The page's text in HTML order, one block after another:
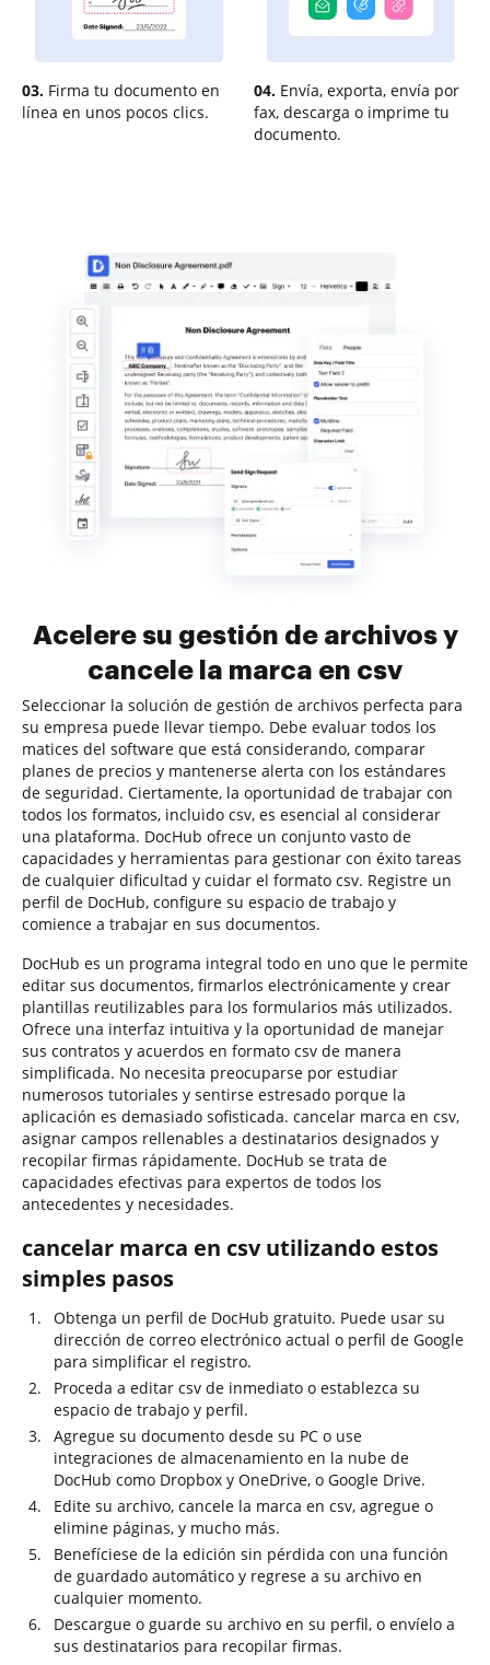
03. Firma tu documento en
línea en unos pocos clics.
04. Envía, exporta, envía por
fax, descarga o imprime tu
documento.
Acelere su gestión de archivos y
cancele la marca en csv
Seleccionar la solución de gestión de archivos perfecta para
su empresa puede llevar tiempo. Debe evaluar todos los
matices del software que está considerando, comparar
planes de precios y mantenerse alerta con los estándares
de seguridad. Ciertamente, la oportunidad de trabajar con
todos los formatos, incluido csv, es esencial al considerar
una plataforma. DocHub ofrece un conjunto vasto de
capacidades y herramientas para gestionar con éxito tareas
de cualquier dificultad y cuidar el formato csv. Registre un
perfil de DocHub, configure su espacio de trabajo y
comience a trabajar en sus documentos.
DocHub es un programa integral todo en uno que le permite
editar sus documentos, firmarlos electrónicamente y crear
plantillas reutilizables para los formularios más utilizados.
Ofrece una interfaz intuitiva y la oportunidad de manejar
sus contratos y acuerdos en formato csv de manera
simplificada. No necesita preocuparse por estudiar
numerosos tutoriales y sentirse estresado porque la
aplicación es demasiado sofisticada. cancelar marca en csv,
asignar campos rellenables a destinatarios designados y
recopilar firmas rápidamente. DocHub se trata de
capacidades efectivas para expertos de todos los
antecedentes y necesidades.
cancelar marca en csv utilizando estos
simples pasos
Obtenga un perfil de DocHub gratuito. Puede usar su
dirección de correo electrónico actual o perfil de Google
para simplificar el registro.
Proceda a editar csv de inmediato o establezca su
espacio de trabajo y perfil.
Agregue su documento desde su PC o use
integraciones de almacenamiento en la nube de
DocHub como Dropbox y OneDrive, o Google Drive.
Edite su archivo, cancele la marca en csv, agregue o
elimine páginas, y mucho más.
Benefíciese de la edición sin pérdida con una función
de guardado automático y regrese a su archivo en
cualquier momento.
Descargue o guarde su archivo en su perfil, o envíelo a
sus destinatarios para recopilar firmas.